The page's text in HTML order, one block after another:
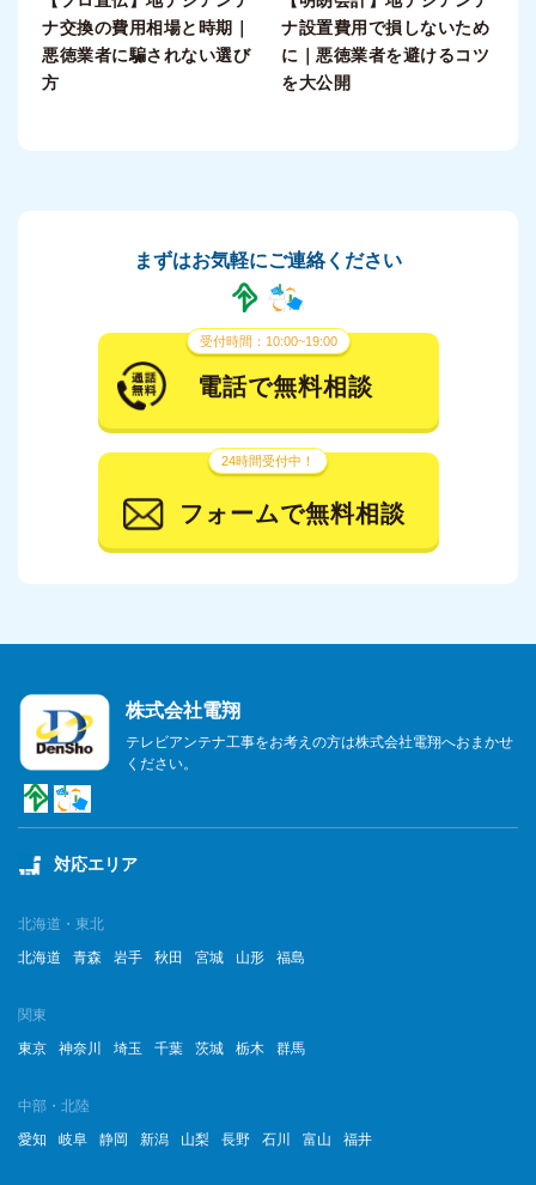
ナ交換の費用相場と時期｜
悪徳業者に騙されない選び
方
ナ設置費用で損しないため
に｜悪徳業者を避けるコツ
を大公開
まずはお気軽にご連絡ください
受付時間：10:00~19:00
電話で無料相談
24時間受付中！
フォームで無料相談
株式会社電翔
テレビアンテナ工事をお考えの方は株式会社電翔へおまかせ
ください。
対応エリア
北海道・東北
北海道
青森 岩手 秋田 宮城 山形 福島
関東
東京
神奈川 埼玉 千葉 茨城 栃木 群馬
中部・北陸
愛知
岐阜 静岡 新潟 山梨 長野 石川 富山 福井